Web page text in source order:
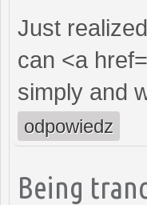
Just
can <a href=
simply and
odpowiedz
Being